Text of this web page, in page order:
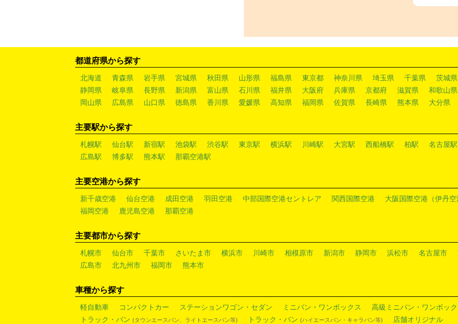
都道府県から探す
北海道 青森県 岩手県 宮城県 秋田県 山形県 福島県 東京都 神奈川県 埼玉県 千葉県
茨城県
静岡県
岐阜県 長野県 新潟県 富山県 石川県 福井県 大阪府 兵庫県 京都府 滋賀県
和歌山県
岡山県
広島県 山口県 徳島県 香川県 愛媛県 高知県 福岡県 佐賀県 長崎県 熊本県 大分県
主要駅から探す
札幌駅 仙台駅 新宿駅 池袋駅 渋谷駅 東京駅 横浜駅 川崎駅 大宮駅 西船橋駅 柏駅
名古屋駅
広島駅
博多駅 熊本駅 那覇空港駅
主要空港から探す
新千歳空港 仙台空港 成田空港 羽田空港 中部国際空港セントレア 関西国際空港
大阪国際空港（伊丹
福岡空港
鹿児島空港 那覇空港
主要都市から探す
札幌市 仙台市 千葉市 さいたま市 横浜市 川崎市 相模原市 新潟市 静岡市 浜松市 名古屋市
広島市
北九州市 福岡市 熊本市
車種から探す
軽自動車 コンパクトカー ステーションワゴン・セダン ミニバン・ワンボックス
高級ミニバン・ワンボッ
トラック・バン (タウンエースバン、ライトエースバン等) トラック・バン (ハイエースバン・キャラバン等) 店舗オリジナル